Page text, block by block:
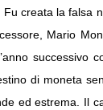
creata la falsa
Mario
successivo
di moneta
ed estrema. Il